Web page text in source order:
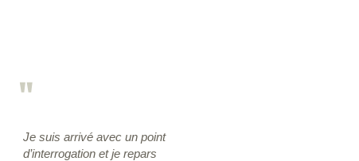
"
Je suis arrivé avec un point
d’interrogation et je repars